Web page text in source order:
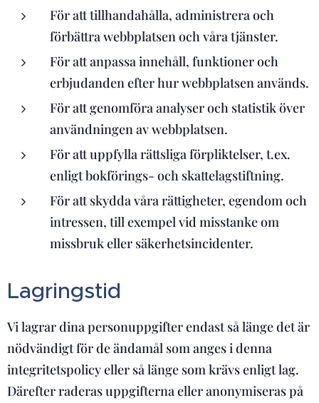
För att tillhandahålla, administrera och
förbättra webbplatsen och våra tjänster.
För att anpassa innehåll, funktioner och
erbjudanden efter hur webbplatsen används.
För att genomföra analyser och statistik över
användningen av webbplatsen.
För att uppfylla rättsliga förpliktelser, t.ex.
enligt bokförings- och skattelagstiftning.
För att skydda våra rättigheter, egendom och
intressen, till exempel vid misstanke om
missbruk eller säkerhetsincidenter.
Lagringstid
Vi lagrar dina personuppgifter endast så länge det är
nödvändigt för de ändamål som anges i denna
integritetspolicy eller så länge som krävs enligt lag.
Därefter raderas uppgifterna eller anonymiseras på